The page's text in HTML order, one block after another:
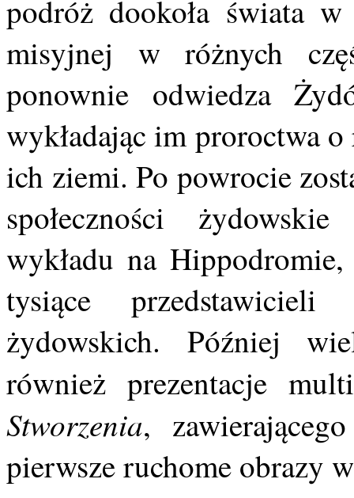
podróż dookoła świata
misyjnej w różnych
ponownie odwiedza
wykładając im proroctwa
ich ziemi. Po powrocie
społeczności
wykładu na
tysiące przedstawicieli
żydowskich. Później
również prezentacje
Stworzenia,
pierwsze ruchome obrazy